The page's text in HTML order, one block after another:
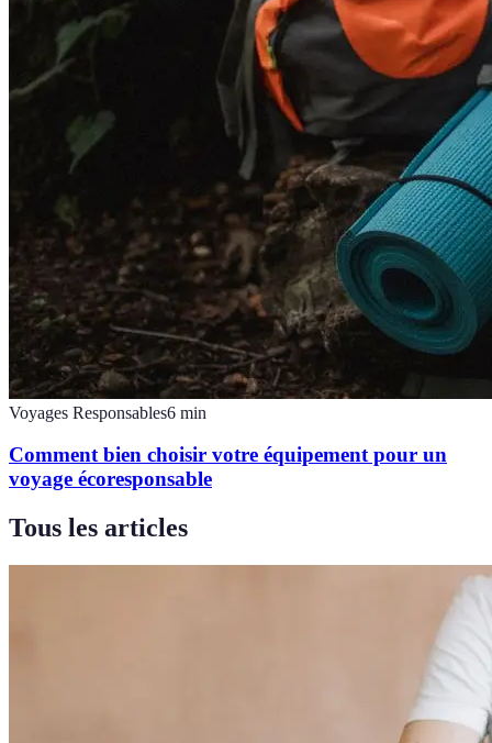
Voyages Responsables6 min
Comment bien choisir votre équipement pour un
voyage écoresponsable
Tous les articles